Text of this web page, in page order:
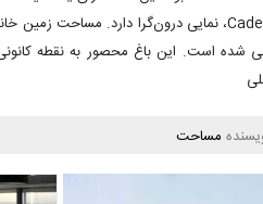
است. این باغ محصور به نقطه
مساحت